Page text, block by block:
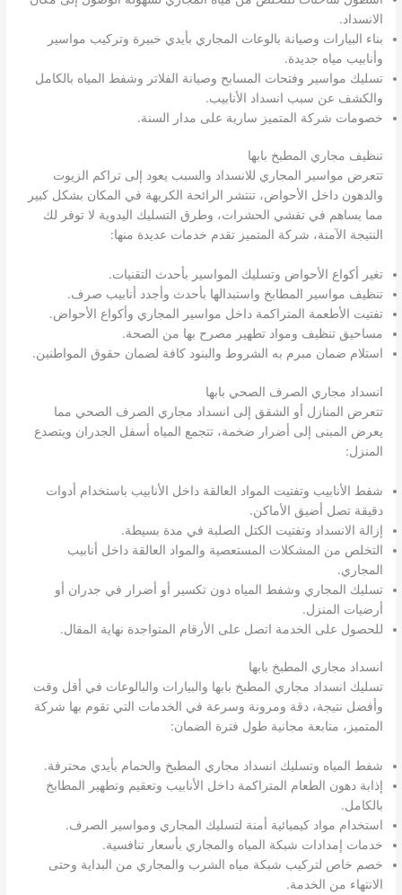
الانسداد.
بناء البيارات وصيانة بالوعات المجاري بأيدي خبيرة وتركيب مواسير
وأنابيب مياه جديدة.
تسليك مواسير وفتحات المسابح وصيانة الفلاتر وشفط المياه بالكامل
والكشف عن سبب انسداد الأنابيب.
خصومات شركة المتميز سارية على مدار السنة.
تنظيف مجاري المطبخ بابها
تتعرض مواسير المجاري للانسداد والسبب يعود إلى تراكم الزيوت
والدهون داخل الأحواض، تنتشر الرائحة الكريهة في المكان بشكل كبير
مما يساهم في تفشي الحشرات، وطرق التسليك اليدوية لا توفر لك
النتيجة الآمنة، شركة المتميز تقدم خدمات عديدة منها:
تغير أكواع الأحواض وتسليك المواسير بأحدث التقنيات.
تنظيف مواسير المطابخ واستبدالها بأحدث وأجدد أنابيب صرف.
تفتيت الأطعمة المتراكمة داخل مواسير المجاري وأكواع الأحواض.
مساحيق تنظيف ومواد تطهير مصرح بها من الصحة.
استلام ضمان مبرم به الشروط والبنود كافة لضمان حقوق المواطنين.
انسداد مجاري الصرف الصحي بابها
تتعرض المنازل أو الشقق إلى انسداد مجاري الصرف الصحي مما
يعرض المبنى إلى أضرار ضخمة، تتجمع المياه أسفل الجدران ويتصدع
المنزل:
شفط الأنابيب وتفتيت المواد العالقة داخل الأنابيب باستخدام أدوات
دقيقة تصل أضيق الأماكن.
إزالة الانسداد وتفتيت الكتل الصلبة في مدة بسيطة.
التخلص من المشكلات المستعصية والمواد العالقة داخل أنابيب
المجاري.
تسليك المجاري وشفط المياه دون تكسير أو أضرار في جدران أو
أرضيات المنزل.
للحصول على الخدمة اتصل على الأرقام المتواجدة نهاية المقال.
انسداد مجاري المطبخ بابها
تسليك انسداد مجاري المطبخ بابها والبيارات والبالوعات في أقل وقت
وأفضل نتيجة، دقة ومرونة وسرعة في الخدمات التي تقوم بها شركة
المتميز، متابعة مجانية طول فترة الضمان:
شفط المياه وتسليك انسداد مجاري المطبخ والحمام بأيدي محترفة.
إذابة دهون الطعام المتراكمة داخل الأنابيب وتعقيم وتطهير المطابخ
بالكامل.
استخدام مواد كيميائية أمنة لتسليك المجاري ومواسير الصرف.
خدمات إمدادات شبكة المياه والمجاري بأسعار تنافسية.
خصم خاص لتركيب شبكة مياه الشرب والمجاري من البداية وحتى
الانتهاء من الخدمة.